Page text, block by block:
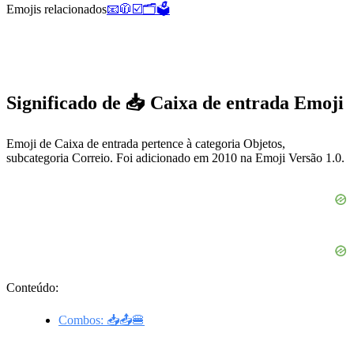
Emojis relacionados📧🧥 ☑️🗂️🗳️
Significado de 📥 Caixa de entrada Emoji
Emoji de Caixa de entrada pertence à categoria Objetos,
subcategoria Correio. Foi adicionado em 2010 na Emoji Versão 1.0.
Conteúdo:
Combos: 📥📤🍔